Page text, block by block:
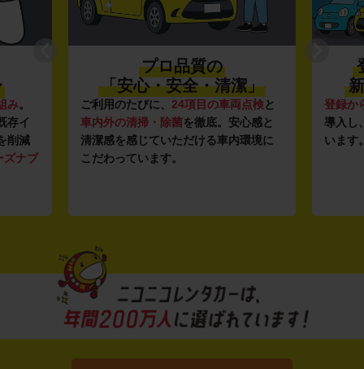
み。
存イ
削減
ズナブ
プロ品質の
「安心・安全・清潔」
ご利用のたびに、 24項目の車両点検と
車内外の清掃・除菌を徹底。安心感と
清潔感を感じていただける車内環境に
こだわっています。
登録か
導入し
います